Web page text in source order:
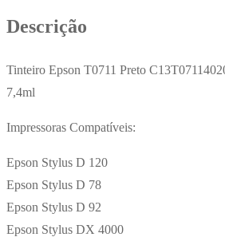
Descrição
Tinteiro Epson T0711 Preto
7,4ml
Impressoras Compatíveis:
Epson Stylus D 120
Epson Stylus D 78
Epson Stylus D 92
Epson Stylus DX 4000